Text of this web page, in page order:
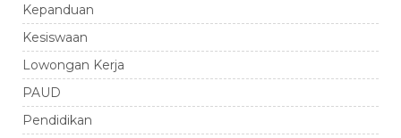
Kepanduan
Kesiswaan
Lowongan Kerja
PAUD
Pendidikan